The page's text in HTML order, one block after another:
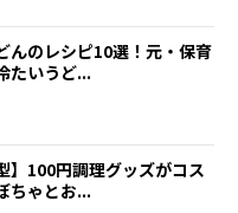
んのレシピ10選！元・保育
たいうど...
】100円調理グッズがコス
ちゃとお...